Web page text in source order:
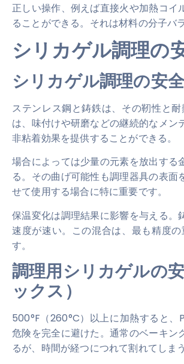
正しい操作、例えば直接火や加熱コ
ることができる。それは材料の分子バ
シリカゲル調理の
シリカゲル調理の安
ステンレス鋼と鋳鉄は、その靭性と
は、味付けや研磨などの継続的なメ
非粘着効果を提供することができる。
場合によっては少量の元素を放出す
る。その曲げ可能性も調理器具の表
せて使用する場合に特に重要です。
保温変化は調理結果に影響を与える
速度が速い。この混合は、最も精度
す。
調理用シリカゲルの
ックス）
500°F（260°C）以上に加熱すると
危険を完全に避けた。通常のベーキ
るが、時間が経つにつれて割れてしま